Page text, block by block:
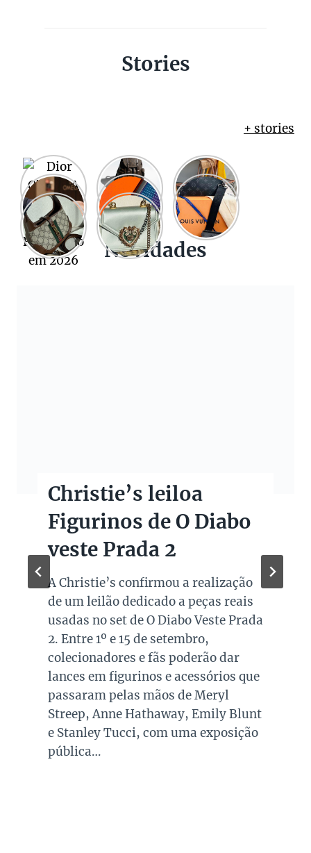
Stories
+ stories
Novidades
Christie’s leiloa
Figurinos de O Diabo
veste Prada 2
A Christie’s confirmou a realização
de um leilão dedicado a peças reais
usadas no set de O Diabo Veste Prada
2. Entre 1º e 15 de setembro,
colecionadores e fãs poderão dar
lances em figurinos e acessórios que
passaram pelas mãos de Meryl
Streep, Anne Hathaway, Emily Blunt
e Stanley Tucci, com uma exposição
pública…